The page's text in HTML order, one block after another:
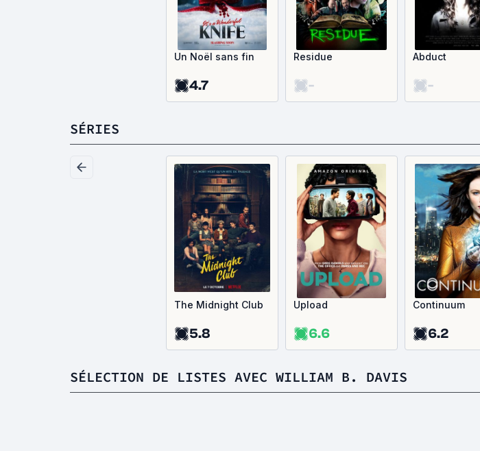
Un Noël sans fin
4.7
Residue
-
Abduct
-
SÉRIES
The Midnight Club
5.8
Upload
6.6
Continuum
6.2
SÉLECTION DE LISTES AVEC WILLIAM B. DAVIS